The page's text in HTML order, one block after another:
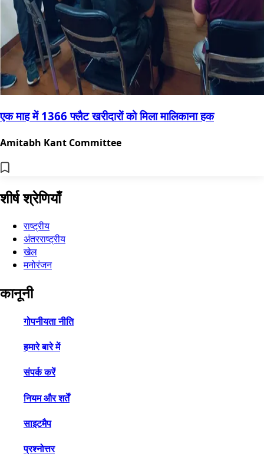
एक माह में 1366 फ्लैट खरीदारों को मिला मालिकाना हक
Amitabh Kant Committee
शीर्ष श्रेणियाँ
राष्ट्रीय
अंतरराष्ट्रीय
खेल
मनोरंजन
कानूनी
गोपनीयता नीति
हमारे बारे में
संपर्क करें
नियम और शर्तें
साइटमैप
प्रश्नोत्तर